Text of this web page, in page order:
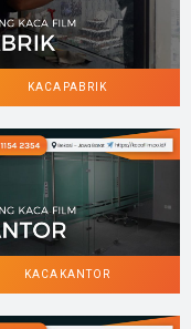
KACA PABRIK
KACA KANTOR